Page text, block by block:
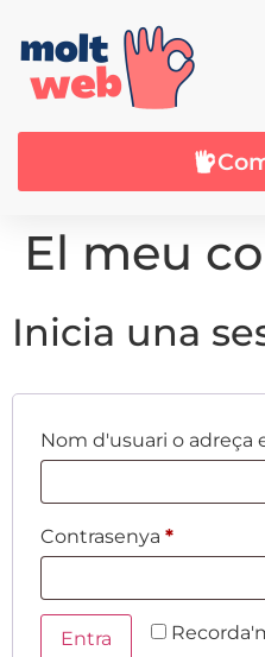
El meu
Inicia una
Nom d'usuari o adreça
Contrasenya *
Entra